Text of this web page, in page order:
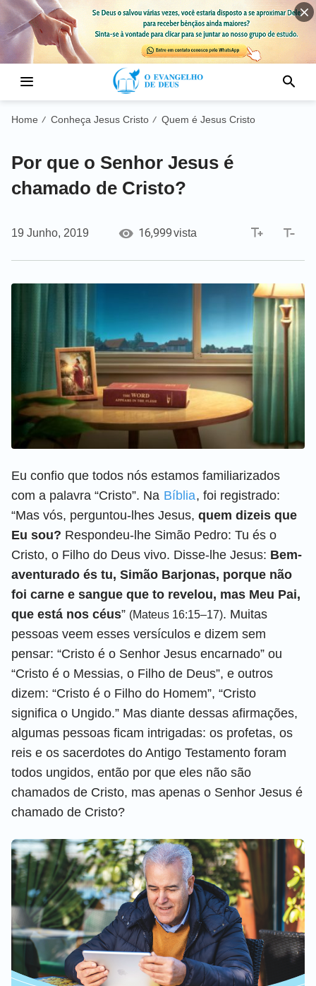
Home / Conheça Jesus Cristo / Quem é Jesus Cristo
Por que o Senhor Jesus é
chamado de Cristo?
19 Junho, 2019 16,999vista
Eu confio que todos nós estamos familiarizados
com a palavra “Cristo”. Na Bíblia, foi registrado:
“Mas vós, perguntou-lhes Jesus, quem dizeis que
Eu sou? Respondeu-lhe Simão Pedro: Tu és o
Cristo, o Filho do Deus vivo. Disse-lhe Jesus: Bem-
aventurado és tu, Simão Barjonas, porque não
foi carne e sangue que to revelou, mas Meu Pai,
que está nos céus” (Mateus 16:15–17). Muitas
pessoas veem esses versículos e dizem sem
pensar: “Cristo é o Senhor Jesus encarnado” ou
“Cristo é o Messias, o Filho de Deus”, e outros
dizem: “Cristo é o Filho do Homem”, “Cristo
significa o Ungido.” Mas diante dessas afirmações,
algumas pessoas ficam intrigadas: os profetas, os
reis e os sacerdotes do Antigo Testamento foram
todos ungidos, então por que eles não são
chamados de Cristo, mas apenas o Senhor Jesus é
chamado de Cristo?